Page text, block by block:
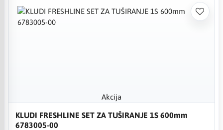
Akcija
KLUDI FRESHLINE SET ZA TUŠIRANJE 1S 600mm
6783005-00